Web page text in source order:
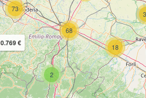
2
73
68
18
0.769 €